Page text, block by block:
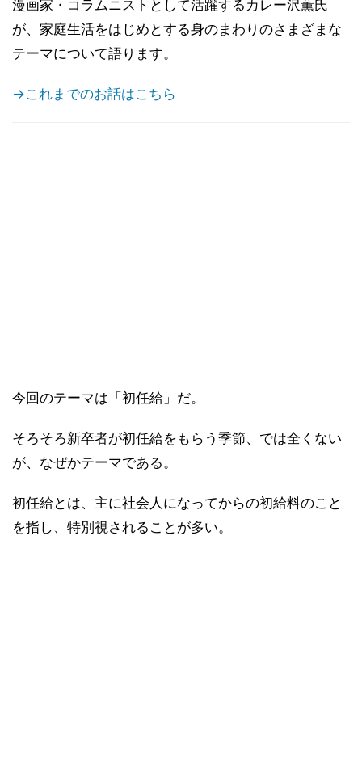
漫画家・コラムニストとして活躍するカレー沢薫氏
が、家庭生活をはじめとする身のまわりのさまざまな
テーマについて語ります。
→これまでのお話はこちら
今回のテーマは「初任給」だ。
そろそろ新卒者が初任給をもらう季節、では全くない
が、なぜかテーマである。
初任給とは、主に社会人になってからの初給料のこと
を指し、特別視されることが多い。